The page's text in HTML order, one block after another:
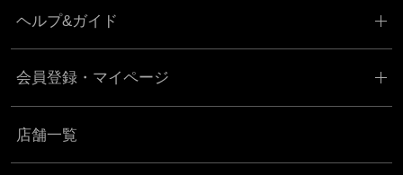
ヘルプ&ガイド
会員登録・マイページ
店舗一覧